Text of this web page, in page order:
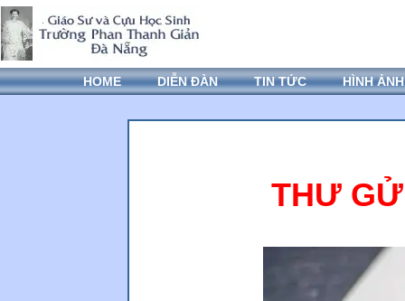
HOME DIỄN ĐÀN TIN TỨC HÌNH ẢNH
THƯ